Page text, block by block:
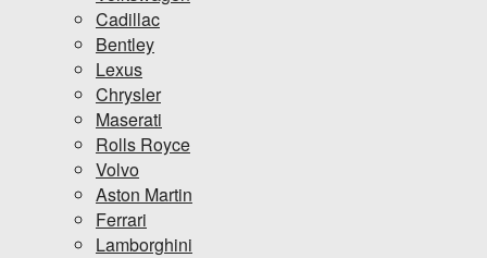
Cadillac
Bentley
Lexus
Chrysler
Maserati
Rolls Royce
Volvo
Aston Martin
Ferrari
Lamborghini